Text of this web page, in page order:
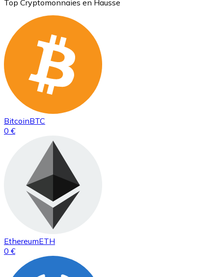
Top Cryptomonnaies en Hausse
BitcoinBTC
0 €
EthereumETH
0 €